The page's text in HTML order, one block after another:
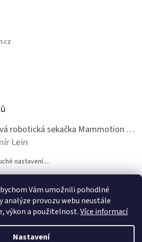
Vám umožnili pohodlné
analýze provozu webu neustále
výkon a použitelnost.Více informací
Nastavení
Bezdrátová robotická sekačka Mammotion LUBA mini 2 1500
je 5 z 5 hvězdiček.
Lein
nastavení....
MŮŽETE VLOŽIT HODNOCENÍ
Vytvořil Shoptet